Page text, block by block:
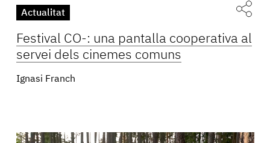
Actualitat
Festival CO-: una pantalla cooperativa al
servei dels cinemes comuns
Ignasi Franch